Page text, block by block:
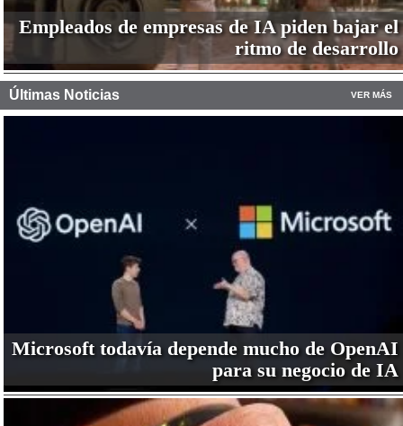
Empleados de empresas de IA piden bajar el
ritmo de desarrollo
Últimas Noticias VER MÁS
Microsoft todavía depende mucho de OpenAI
para su negocio de IA